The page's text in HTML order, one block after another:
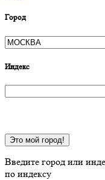
Город
Индекс
Это мой город!
Введите город или
по индексу